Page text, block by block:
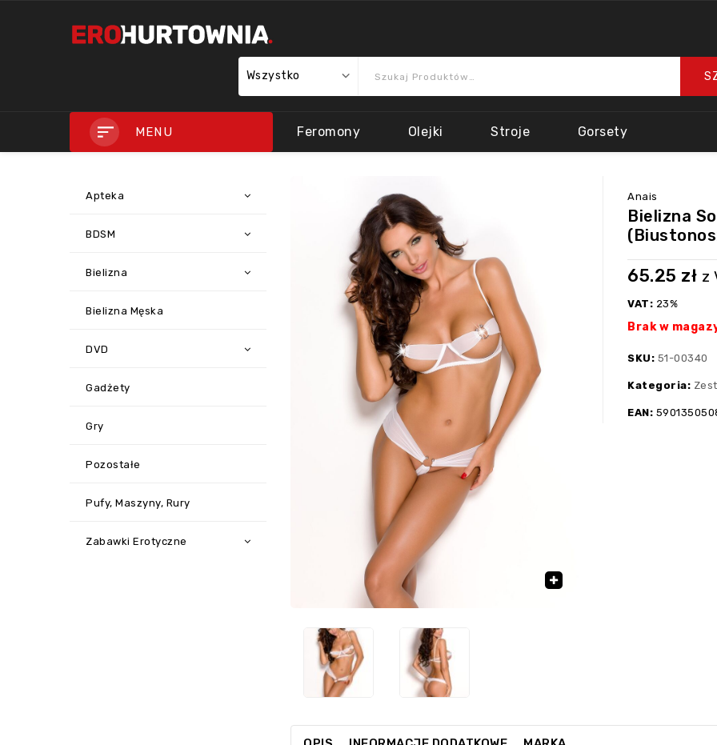
Wszystko
MENU Feromony Olejki Stroje Gorsety
Apteka
BDSM
Bielizna
Bielizna Męska
DVD
Gadżety
Gry
Pozostałe
Pufy, Maszyny, Rury
Zabawki Erotyczne
Anais
Bielizna
65.25 zł z
VAT: 23%
Brak w
SKU: 51-00340
Kategoria:
EAN: